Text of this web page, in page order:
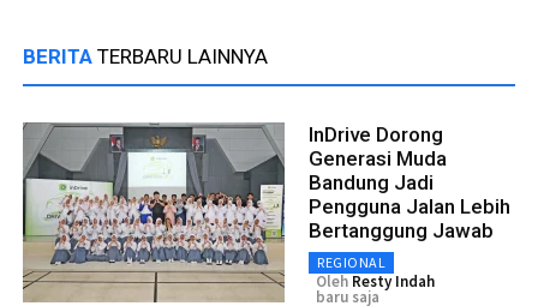
BERITA TERBARU LAINNYA
InDrive Dorong
Generasi Muda
Bandung Jadi
Pengguna Jalan Lebih
Bertanggung Jawab
REGIONAL
Oleh Resty Indah
baru saja